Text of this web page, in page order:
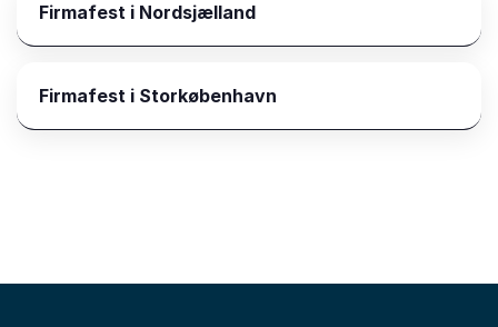
Firmafest i Nordsjælland
Firmafest i Storkøbenhavn